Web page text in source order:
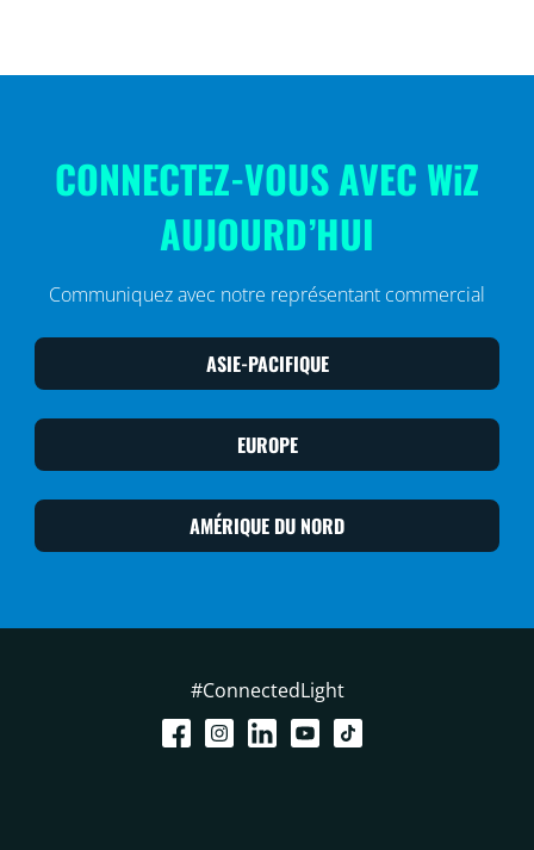
CONNECTEZ-VOUS AVEC WiZ
AUJOURD’HUI
Communiquez avec notre représentant commercial
ASIE-PACIFIQUE
EUROPE
AMÉRIQUE DU NORD
#ConnectedLight